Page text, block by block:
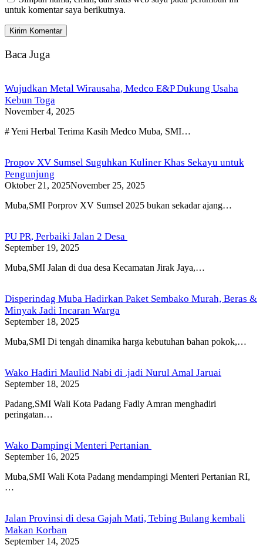
untuk komentar saya berikutnya.
Baca Juga
Wujudkan Metal Wirausaha, Medco E&P Dukung Usaha
Kebun Toga
November 4, 2025
# Yeni Herbal Terima Kasih Medco Muba, SMI…
Propov XV Sumsel Suguhkan Kuliner Khas Sekayu untuk
Pengunjung
Oktober 21, 2025November 25, 2025
Muba,SMI Porprov XV Sumsel 2025 bukan sekadar ajang…
PU PR, Perbaiki Jalan 2 Desa
September 19, 2025
Muba,SMI Jalan di dua desa Kecamatan Jirak Jaya,…
Disperindag Muba Hadirkan Paket Sembako Murah, Beras &
Minyak Jadi Incaran Warga
September 18, 2025
Muba,SMI Di tengah dinamika harga kebutuhan bahan pokok,…
Wako Hadiri Maulid Nabi di .jadi Nurul Amal Jaruai
September 18, 2025
Padang,SMI Wali Kota Padang Fadly Amran menghadiri
peringatan…
Wako Dampingi Menteri Pertanian
September 16, 2025
Muba,SMI Wali Kota Padang mendampingi Menteri Pertanian RI,
…
Jalan Provinsi di desa Gajah Mati, Tebing Bulang kembali
Makan Korban
September 14, 2025